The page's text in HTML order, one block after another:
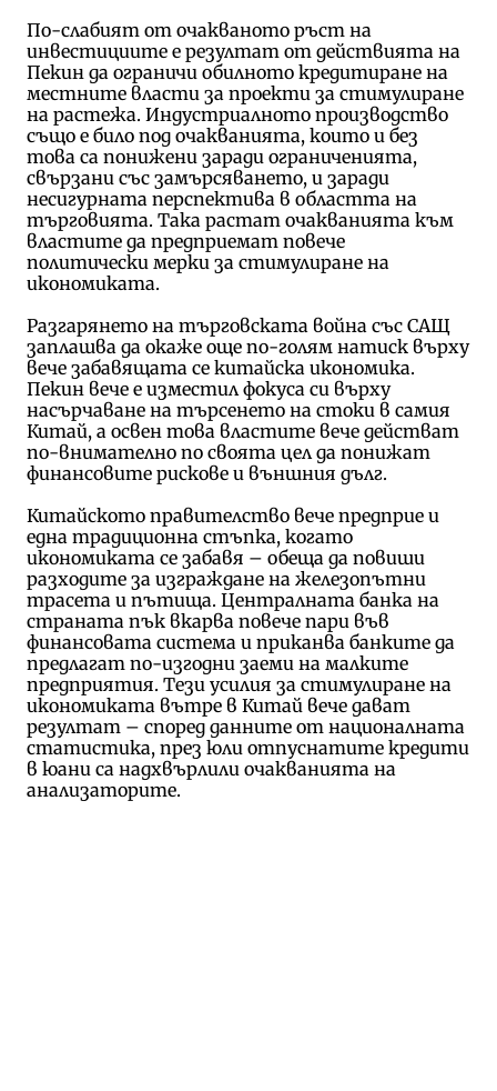
По-слабият от очакваното ръст на
инвестициите е резултат от действията на
Пекин да ограничи обилното кредитиране на
местните власти за проекти за стимулиране
на растежа. Индустриалното производство
също е било под очакванията, които и без
това са понижени заради ограниченията,
свързани със замърсяването, и заради
несигурната перспектива в областта на
търговията. Така растат очакванията към
властите да предприемат повече
политически мерки за стимулиране на
икономиката.
Разгарянето на търговската война със САЩ
заплашва да окаже още по-голям натиск върху
вече забавящата се китайска икономика.
Пекин вече е изместил фокуса си върху
насърчаване на търсенето на стоки в самия
Китай, а освен това властите вече действат
по-внимателно по своята цел да понижат
финансовите рискове и външния дълг.
Китайското правителство вече предприе и
една традиционна стъпка, когато
икономиката се забавя – обеща да повиши
разходите за изграждане на железопътни
трасета и пътища. Централната банка на
страната пък вкарва повече пари във
финансовата система и приканва банките да
предлагат по-изгодни заеми на малките
предприятия. Тези усилия за стимулиране на
икономиката вътре в Китай вече дават
резултат – според данните от националната
статистика, през юли отпуснатите кредити
в юани са надхвърлили очакванията на
анализаторите.